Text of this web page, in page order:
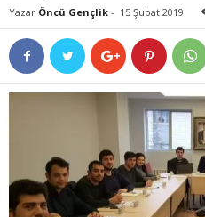
Yazar Öncü Gençlik - 15 Şubat 2019